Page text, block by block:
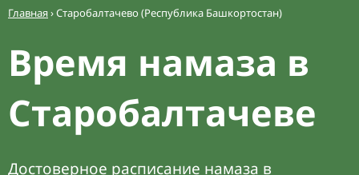
Главная›Старобалтачево (Республика Башкортостан)
Время намаза в
Старобалтачеве
Достоверное расписание намаза в